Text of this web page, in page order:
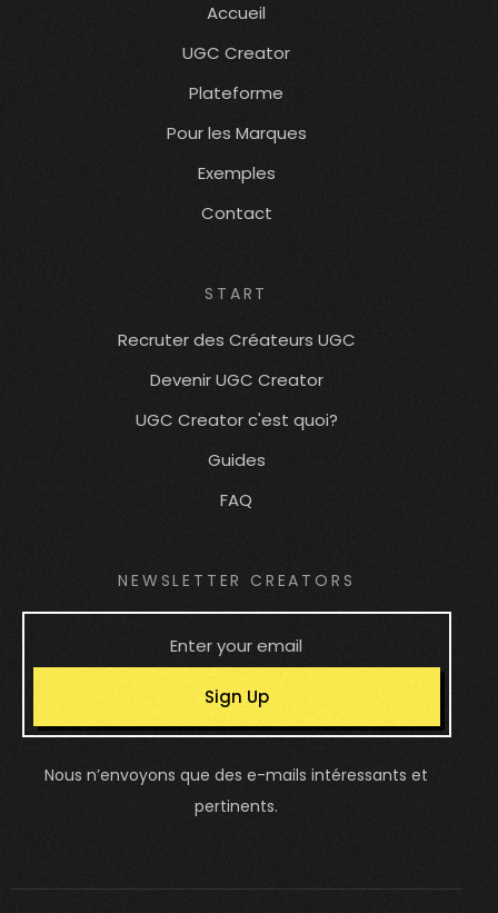
Accueil
UGC Creator
Plateforme
Pour les Marques
Exemples
Contact
START
Recruter des Créateurs UGC
Devenir UGC Creator
UGC Creator c'est quoi?
Guides
FAQ
NEWSLETTER CREATORS
Sign Up
Nous n’envoyons que des e-mails intéressants et
pertinents.